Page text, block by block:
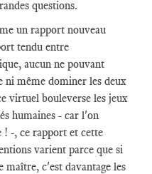
questions.
un rapport nouveau
tendu entre
aucun ne pouvant
même dominer les deux
virtuel bouleverse les jeux
humaines - car l'on
! -, ce rapport et cette
varient parce que si
maître, c'est davantage les